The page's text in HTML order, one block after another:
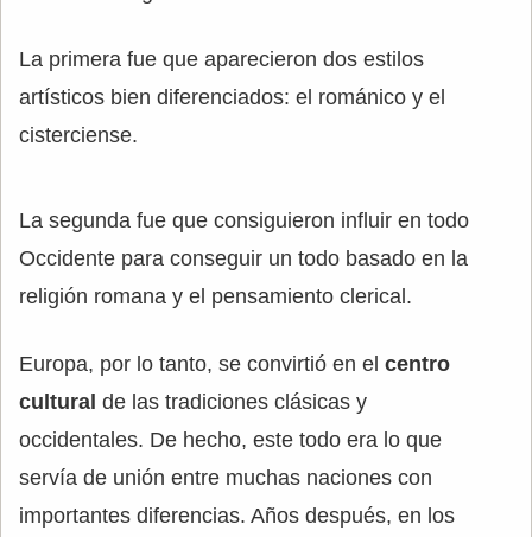
La primera fue que aparecieron dos estilos
artísticos bien diferenciados: el románico y el
cisterciense.
La segunda fue que consiguieron influir en todo
Occidente para conseguir un todo basado en la
religión romana y el pensamiento clerical.
Europa, por lo tanto, se convirtió en el centro
cultural de las tradiciones clásicas y
occidentales. De hecho, este todo era lo que
servía de unión entre muchas naciones con
importantes diferencias. Años después, en los